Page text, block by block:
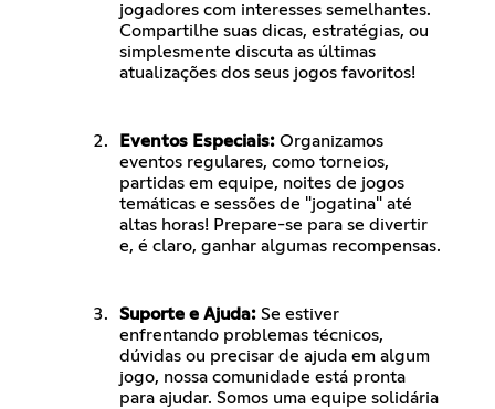
jogadores com interesses semelhantes.
Compartilhe suas dicas, estratégias, ou
simplesmente discuta as últimas
atualizações dos seus jogos favoritos!
Eventos Especiais: Organizamos
eventos regulares, como torneios,
partidas em equipe, noites de jogos
temáticas e sessões de "jogatina" até
altas horas! Prepare-se para se divertir
e, é claro, ganhar algumas recompensas.
Suporte e Ajuda: Se estiver
enfrentando problemas técnicos,
dúvidas ou precisar de ajuda em algum
jogo, nossa comunidade está pronta
para ajudar. Somos uma equipe solidária